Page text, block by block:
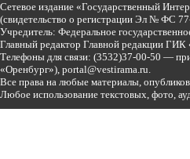
Сетевое издание «Государственный
(свидетельство о регистрации Эл № ФС
Учредитель: Федеральное
Главный редактор Главной редакции
Телефоны для связи: (3532)37-00-50 —
«Оренбург»), portal@vestirama.ru.
Все права на любые материалы,
Любое использование текстовых, фото,